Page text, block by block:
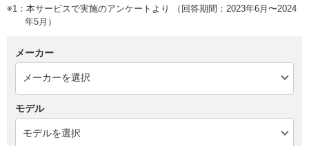
※1：本サービスで実施のアンケートより （回答期間：2023年6月〜2024
年5月）
メーカー
モデル